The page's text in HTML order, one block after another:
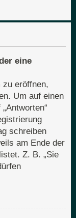
eine
zu eröffnen,
Um auf einen
schreiben
am Ende der
Z. B. „Sie